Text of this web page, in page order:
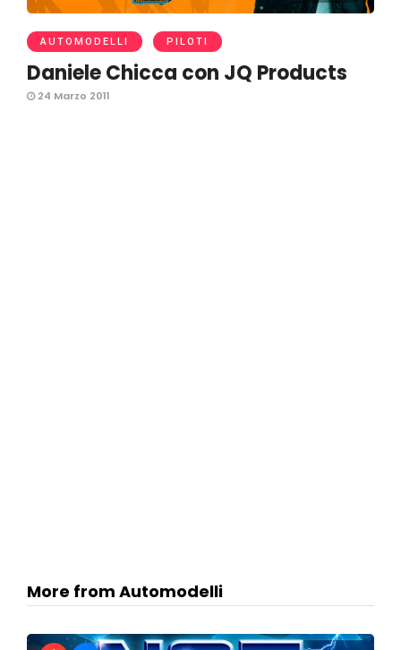
AUTOMODELLI PILOTI
Daniele Chicca con JQ Products
24 Marzo 2011
More from Automodelli